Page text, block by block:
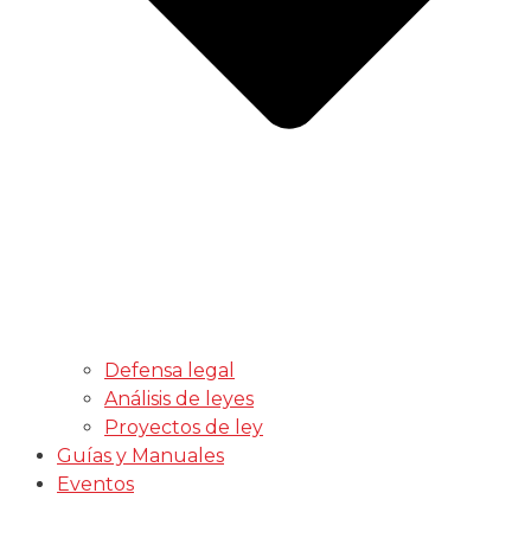
Defensa legal
Análisis de leyes
Proyectos de ley
Guías y Manuales
Eventos